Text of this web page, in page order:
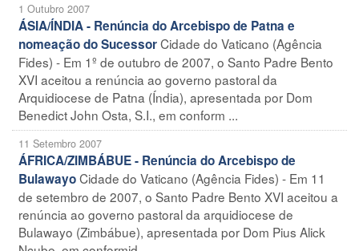
1 Outubro 2007
ÁSIA/ÍNDIA - Renúncia do Arcebispo de Patna e
nomeação do SucessorCidade do Vaticano (Agência
Fides) - Em 1º de outubro de 2007, o Santo Padre Bento
XVI aceitou a renúncia ao governo pastoral da
Arquidiocese de Patna (Índia), apresentada por Dom
Benedict John Osta, S.I., em conform ...
11 Setembro 2007
ÁFRICA/ZIMBÁBUE - Renúncia do Arcebispo de
BulawayoCidade do Vaticano (Agência Fides) - Em 11
de setembro de 2007, o Santo Padre Bento XVI aceitou a
renúncia ao governo pastoral da arquidiocese de
Bulawayo (Zimbábue), apresentada por Dom Pius Alick